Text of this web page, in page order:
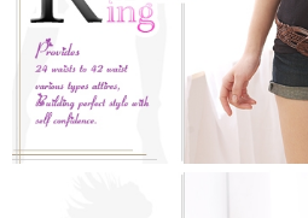
恩沛科技股份有限公司將有權停止該用戶